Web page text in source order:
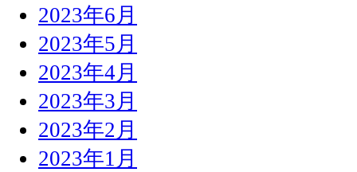
2023年6月
2023年5月
2023年4月
2023年3月
2023年2月
2023年1月